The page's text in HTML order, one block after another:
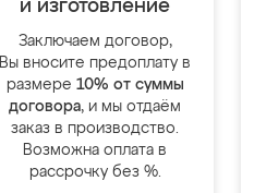
и изготовление
Заключаем договор,
Вы вносите предоплату в
размере 10% от суммы
договора, и мы отдаём
заказ в производство.
Возможна оплата в
рассрочку без %.